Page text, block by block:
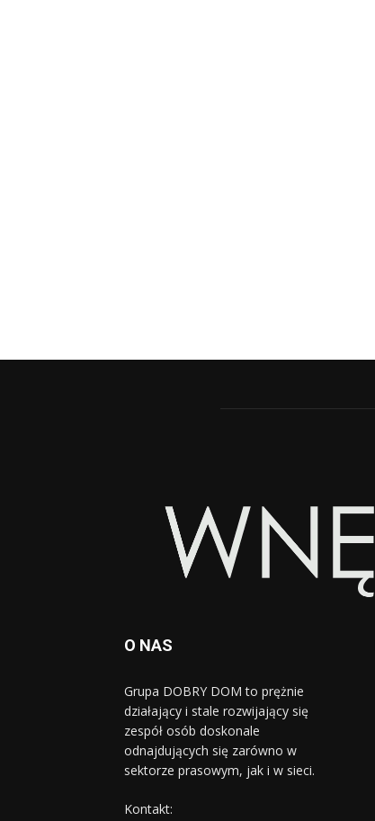
O NAS
Grupa DOBRY DOM to prężnie
działający i stale rozwijający się
zespół osób doskonale
odnajdujących się zarówno w
sektorze prasowym, jak i w sieci.
Kontakt: